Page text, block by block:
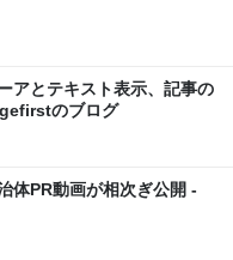
アとテキスト表示、記事の
のブログ
体PR動画が相次ぎ公開 -